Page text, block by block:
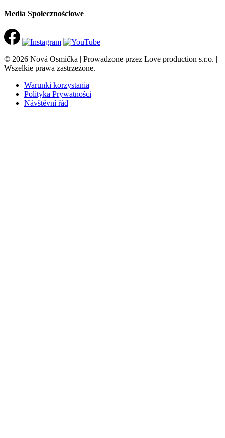
Media Społecznościowe
© 2026 Nová Osmička | Prowadzone przez Love production s.r.o. |
Wszelkie prawa zastrzeżone.
Warunki korzystania
Polityka Prywatności
Návštěvní řád